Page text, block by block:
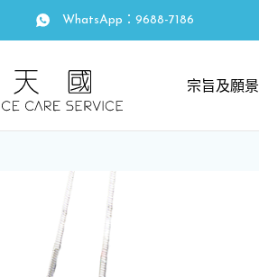
WhatsApp：9688-7186
宗旨及願景